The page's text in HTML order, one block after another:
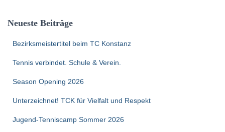
e
Neueste Beiträge
Bezirksmeistertitel beim TC Konstanz
Tennis verbindet. Schule & Verein.
Season Opening 2026
Unterzeichnet! TCK für Vielfalt und Respekt
Jugend-Tenniscamp Sommer 2026